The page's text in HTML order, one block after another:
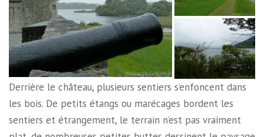
Derrière le château, plusieurs sentiers s’enfoncent dans
les bois. De petits étangs ou marécages bordent les
sentiers et étrangement, le terrain n’est pas vraiment